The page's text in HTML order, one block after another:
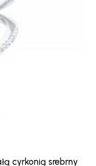
cyrkonią srebrny